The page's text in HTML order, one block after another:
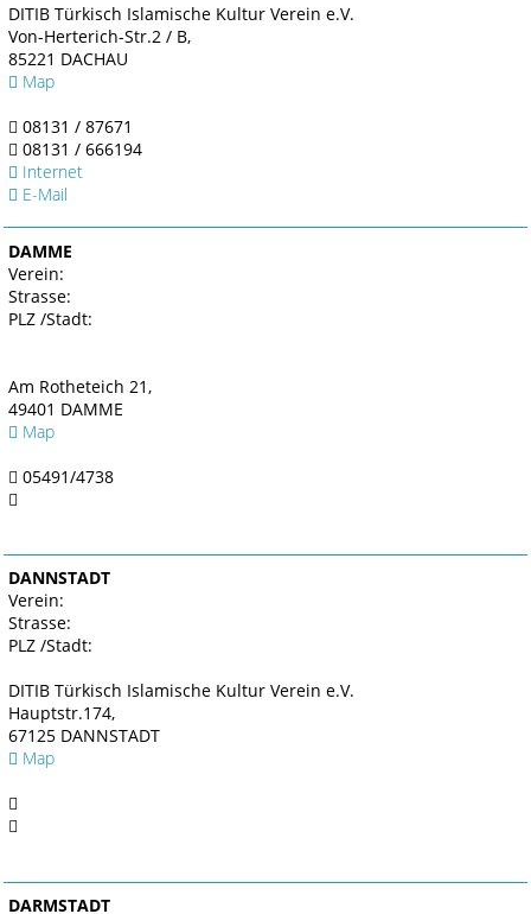
DITIB Türkisch Islamische Kultur Verein e.V.
Von-Herterich-Str.2 / B,
85221 DACHAU
Map
08131 / 87671
08131 / 666194
Internet
E-Mail
DAMME
Verein:
Strasse:
PLZ /Stadt:
Am Rotheteich 21,
49401 DAMME
Map
05491/4738
DANNSTADT
Verein:
Strasse:
PLZ /Stadt:
DITIB Türkisch Islamische Kultur Verein e.V.
Hauptstr.174,
67125 DANNSTADT
Map
DARMSTADT